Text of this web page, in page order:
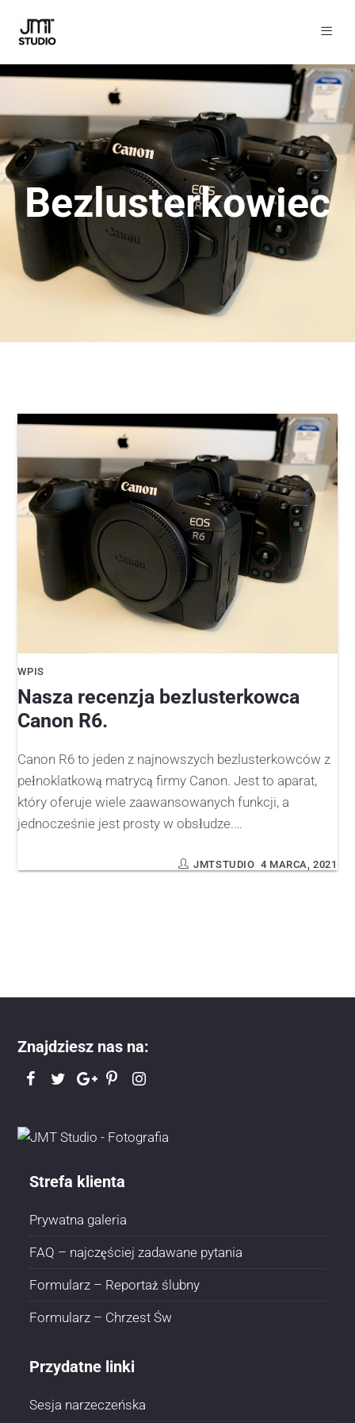
Bezlusterkowiec
WPIS
Nasza recenzja bezlusterkowca
Canon R6.
Canon R6 to jeden z najnowszych bezlusterkowców z
pełnoklatkową matrycą firmy Canon. Jest to aparat,
który oferuje wiele zaawansowanych funkcji, a
jednocześnie jest prosty w obsłudze.…
4 MARCA, 2021
JMTSTUDIO
Znajdziesz nas na:
Strefa klienta
Prywatna galeria
FAQ – najczęściej zadawane pytania
Formularz – Reportaż ślubny
Formularz – Chrzest Św
Przydatne linki
Sesja narzeczeńska